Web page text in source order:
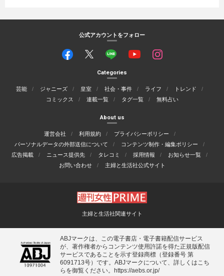
公式アカウントをフォロー
Categories
芸能 ジャニーズ 皇室 社会・事件 ライフ
トレンド
コミックス
連載一覧 タグ一覧 無料占い
About us
運営会社 利用規約
プライバシーポリシー
パーソナルデータの外部送信について
コンテンツ制作・編集ポリシー
広告掲載
ニュース提供先 タレコミ 採用情報
お知らせ一覧
お問い合わせ
主婦と生活社公式サイト
主婦と生活社関連サイト
ABJマークは、この電子書店・電子書籍配信サービス
が、著作権者からコンテンツ使用許諾を得た正規版配信
サービスであることを示す登録商標（登録番号 第
6091713号）です。ABJマークについて、詳しくはこち
らを御覧ください。 https://aebs.or.jp/